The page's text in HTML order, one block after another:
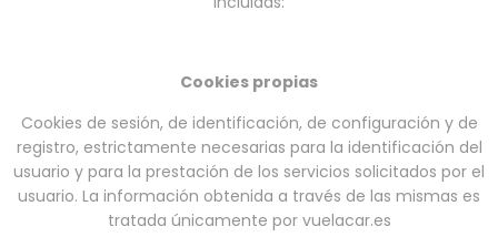
Cookies propias
Cookies de sesión, de identificación, de configuración y de
registro, estrictamente necesarias para la identificación del
usuario y para la prestación de los servicios solicitados por el
usuario. La información obtenida a través de las mismas es
tratada únicamente por vuelacar.es